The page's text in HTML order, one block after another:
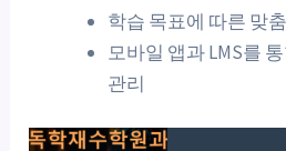
학습 목표에 따른 맞
모바일 앱과 LMS를
관리